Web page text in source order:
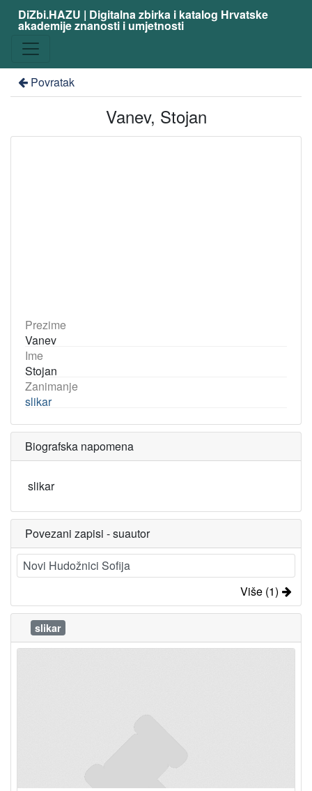
DiZbi.HAZU | Digitalna zbirka i katalog Hrvatske
akademije znanosti i umjetnosti
Povratak
Vanev, Stojan
Prezime
Vanev
Ime
Stojan
Zanimanje
slikar
Biografska napomena
slikar
Povezani zapisi - suautor
Novi Hudožnici Sofija
Više (1)
slikar